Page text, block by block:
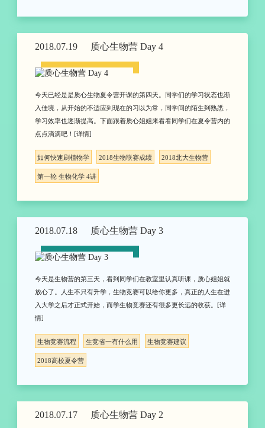
2018.07.19 质心生物营 Day 4
今天已经是是质心生物夏令营开课的第四天。同学们的学习状态也渐
入佳境，从开始的不适应到现在的习以为常，同学间的陌生到熟悉，
学习效率也逐渐提高。下面跟着质心姐姐来看看同学们在夏令营内的
点点滴滴吧！[详情]
如何快速刷植物学 2018生物联赛成绩 2018北大生物营
第一轮 生物化学 4讲
2018.07.18 质心生物营 Day 3
今天是生物营的第三天，看到同学们在教室里认真听课，质心姐姐就
放心了。人生不只有升学，生物竞赛可以给你更多，真正的人生在进
入大学之后才正式开始，而学生物竞赛还有很多更长远的收获。[详
情]
生物竞赛流程 生竞省一有什么用 生物竞赛建议
2018高校夏令营
2018.07.17 质心生物营 Day 2